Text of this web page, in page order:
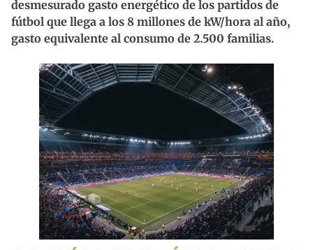
desmesurado gasto energético de los partidos de
fútbol que llega a los 8 millones de kW/hora al año,
gasto equivalente al consumo de 2.500 familias.